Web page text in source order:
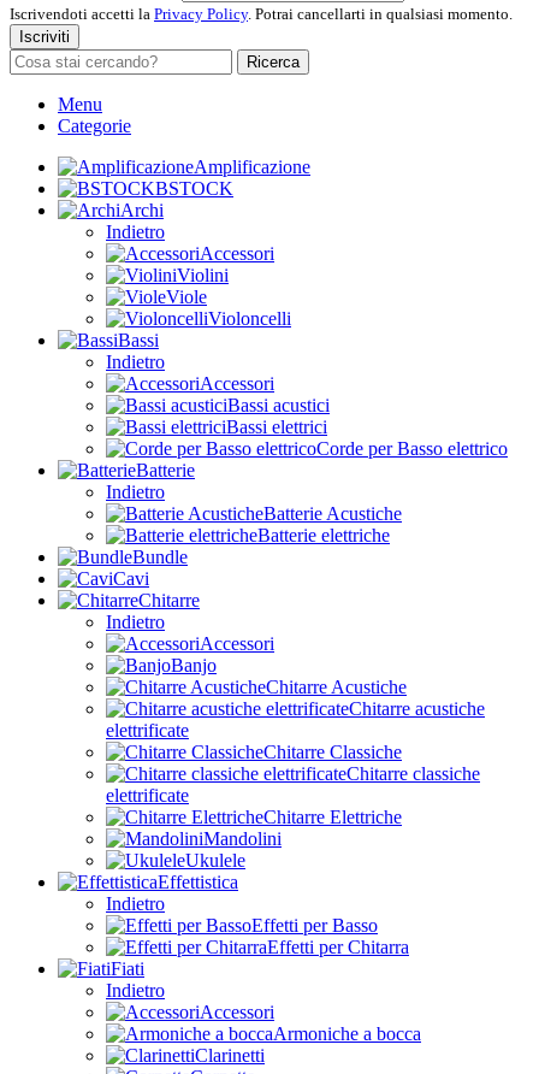
Iscrivendoti accetti la Privacy Policy. Potrai cancellarti in qualsiasi momento.
Iscriviti
Ricerca
Menu
Categorie
Amplificazione
BSTOCK
Archi
Indietro
Accessori
Violini
Viole
Violoncelli
Bassi
Indietro
Accessori
Bassi acustici
Bassi elettrici
Corde per Basso elettrico
Batterie
Indietro
Batterie Acustiche
Batterie elettriche
Bundle
Cavi
Chitarre
Indietro
Accessori
Banjo
Chitarre Acustiche
Chitarre acustiche
elettrificate
Chitarre Classiche
Chitarre classiche
elettrificate
Chitarre Elettriche
Mandolini
Ukulele
Effettistica
Indietro
Effetti per Basso
Effetti per Chitarra
Fiati
Indietro
Accessori
Armoniche a bocca
Clarinetti